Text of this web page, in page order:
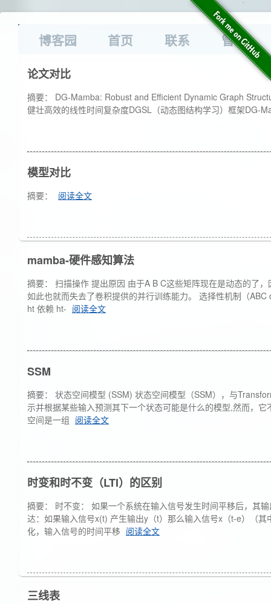
博客园 首页 联系 管理
论文对比
摘要： DG-Mamba: Robust and Efficient Dynamic Graph
健壮高效的线性时间复杂度DGSL（动态图结构学习）框架DG-
模型对比
摘要： 阅读全文
mamba-硬件感知算法
摘要： 扫描操作 提出原因 由于A B C这些矩阵现在是动态的了
如此也就而失去了卷积提供的并行训练能力。 选择性机制（
ht 依赖 ht- 阅读全文
SSM
摘要： 状态空间模型 (SSM) 状态空间模型（SSM），与
示并根据某些输入预测其下一个状态可能是什么的模型,然而，
空间是一组 阅读全文
时变和时不变（LTI）的区别
摘要： 时不变： 如果一个系统在输入信号发生时间平移后，其
达：如果输入信号x(t) 产生输出y（t）那么输入信号x（t-e）（
化，输入信号的时间平移 阅读全文
三线表